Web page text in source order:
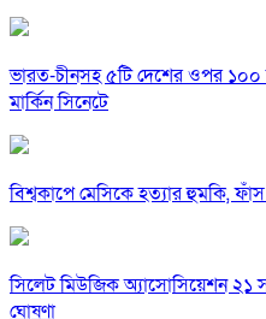
ভারত-চীনসহ ৫টি দেশের ওপর
মার্কিন সিনেটে
বিশ্বকাপে মেসিকে হত্যার হুমকি,
সিলেট মিউজিক অ্যাসোসিয়েশন ২১
ঘোষণা